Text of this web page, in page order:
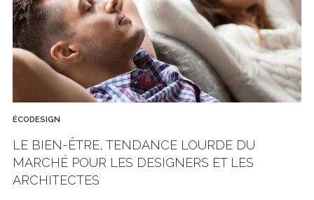
ÉCODESIGN
LE BIEN-ÊTRE, TENDANCE LOURDE DU
MARCHÉ POUR LES DESIGNERS ET LES
ARCHITECTES